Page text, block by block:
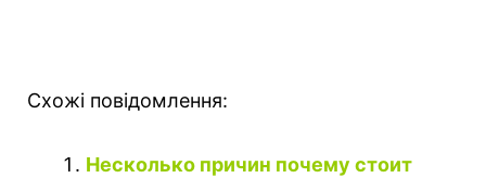
Схожі повідомлення:
Несколько причин почему стоит